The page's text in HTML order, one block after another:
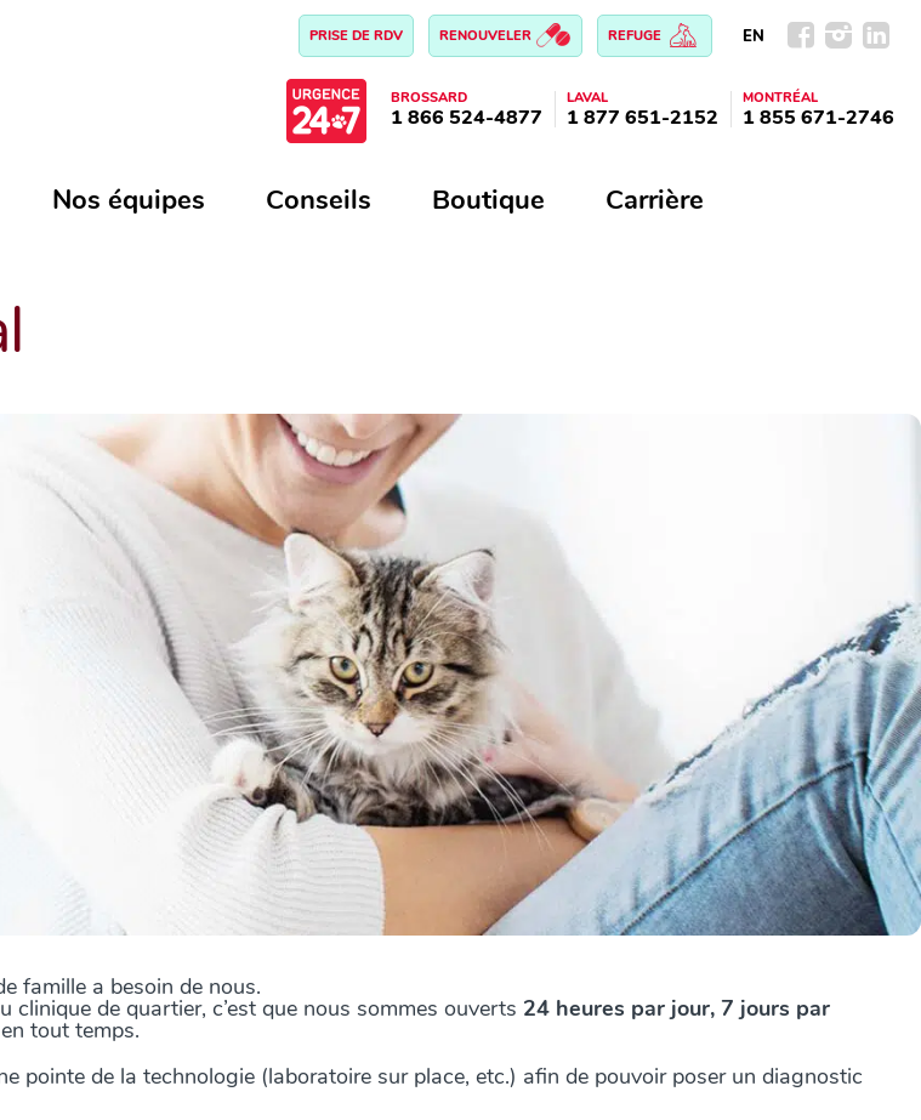
PRISE DE RDV RENOUVELER REFUGE EN
BROSSARD
1 866 524-4877
LAVAL
1 877 651-2152
MONTRÉAL
1 855 671-2746
Nos équipes Conseils Boutique Carrière
famille a besoin de nous.
clinique de quartier, c’est que nous sommes ouverts 24 heures par jour, 7 jours par
tout temps.
pointe de la technologie (laboratoire sur place, etc.) afin de pouvoir poser un diagnostic